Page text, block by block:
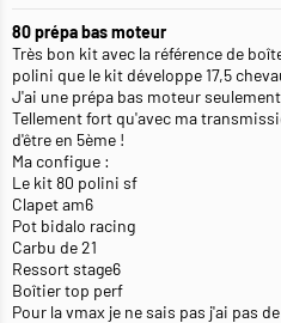
80 prépa bas moteur
Très bon kit avec la référence de
polini que le kit développe 17,5
J'ai une prépa bas moteur
Tellement fort qu'avec ma
d'être en 5ème !
Ma configue :
Le kit 80 polini sf
Clapet am6
Pot bidalo racing
Carbu de 21
Ressort stage6
Boîtier top perf
Pour la vmax je ne sais pas j'ai pas